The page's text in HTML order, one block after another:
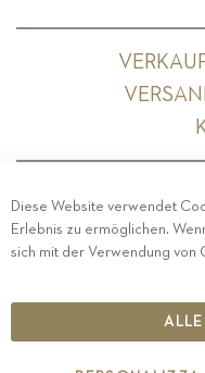
PRIVACY-
Diese Website verwendet
Erlebnis zu ermöglichen.
sich mit der Verwendung von
ALLE